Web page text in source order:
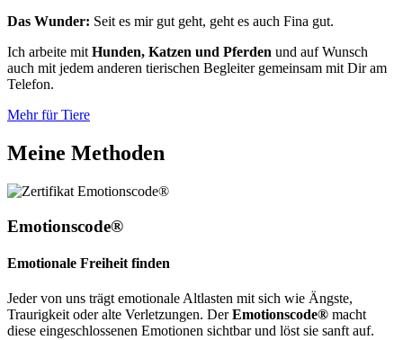
Das Wunder: Seit es mir gut geht, geht es auch Fina gut.
Ich arbeite mit Hunden, Katzen und Pferden und auf Wunsch
auch mit jedem anderen tierischen Begleiter gemeinsam mit Dir am
Telefon.
Mehr für Tiere
Meine Methoden
Emotionscode®
Emotionale Freiheit finden
Jeder von uns trägt emotionale Altlasten mit sich wie Ängste,
Traurigkeit oder alte Verletzungen. DerEmotionscode® macht
diese eingeschlossenen Emotionen sichtbar und löst sie sanft auf.